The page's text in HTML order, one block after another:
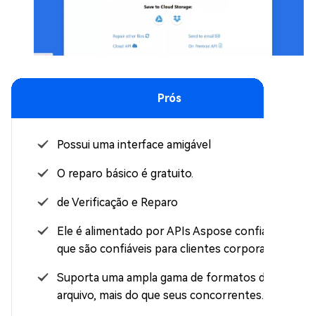
Prós
Possui uma interface amigável
O reparo básico é gratuito.
de Verificação e Reparo
Ele é alimentado por APIs Aspose confiáveis
que são confiáveis para clientes corporativos.
Suporta uma ampla gama de formatos de
arquivo, mais do que seus concorrentes.